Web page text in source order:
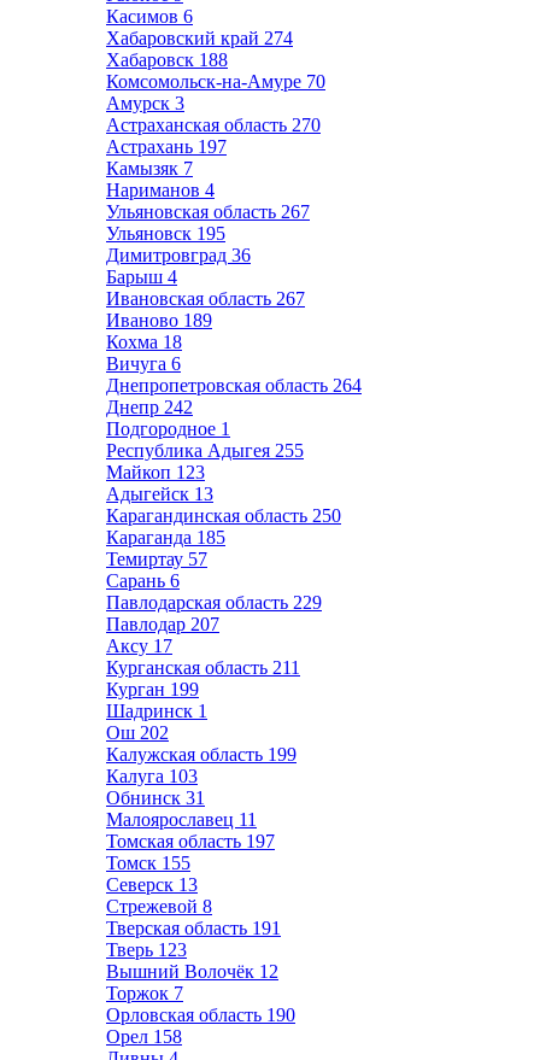
Касимов 6
Хабаровский край 274
Хабаровск 188
Комсомольск-на-Амуре 70
Амурск 3
Астраханская область 270
Астрахань 197
Камызяк 7
Нариманов 4
Ульяновская область 267
Ульяновск 195
Димитровград 36
Барыш 4
Ивановская область 267
Иваново 189
Кохма 18
Вичуга 6
Днепропетровская область 264
Днепр 242
Подгородное 1
Республика Адыгея 255
Майкоп 123
Адыгейск 13
Карагандинская область 250
Караганда 185
Темиртау 57
Сарань 6
Павлодарская область 229
Павлодар 207
Аксу 17
Курганская область 211
Курган 199
Шадринск 1
Ош 202
Калужская область 199
Калуга 103
Обнинск 31
Малоярославец 11
Томская область 197
Томск 155
Северск 13
Стрежевой 8
Тверская область 191
Тверь 123
Вышний Волочёк 12
Торжок 7
Орловская область 190
Орел 158